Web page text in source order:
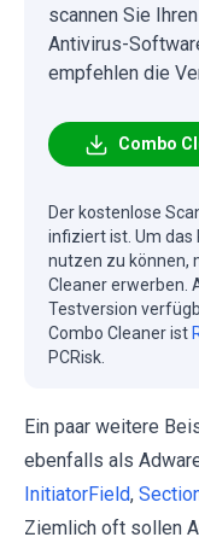
scannen Sie
Antivirus-
empfehlen die
Combo
Der kostenlose
infiziert ist. Um
nutzen zu können,
Cleaner erwerben.
Testversion
Combo Cleaner ist
PCRisk.
Ein paar weitere
ebenfalls als
InitiatorField,
Ziemlich oft sollen